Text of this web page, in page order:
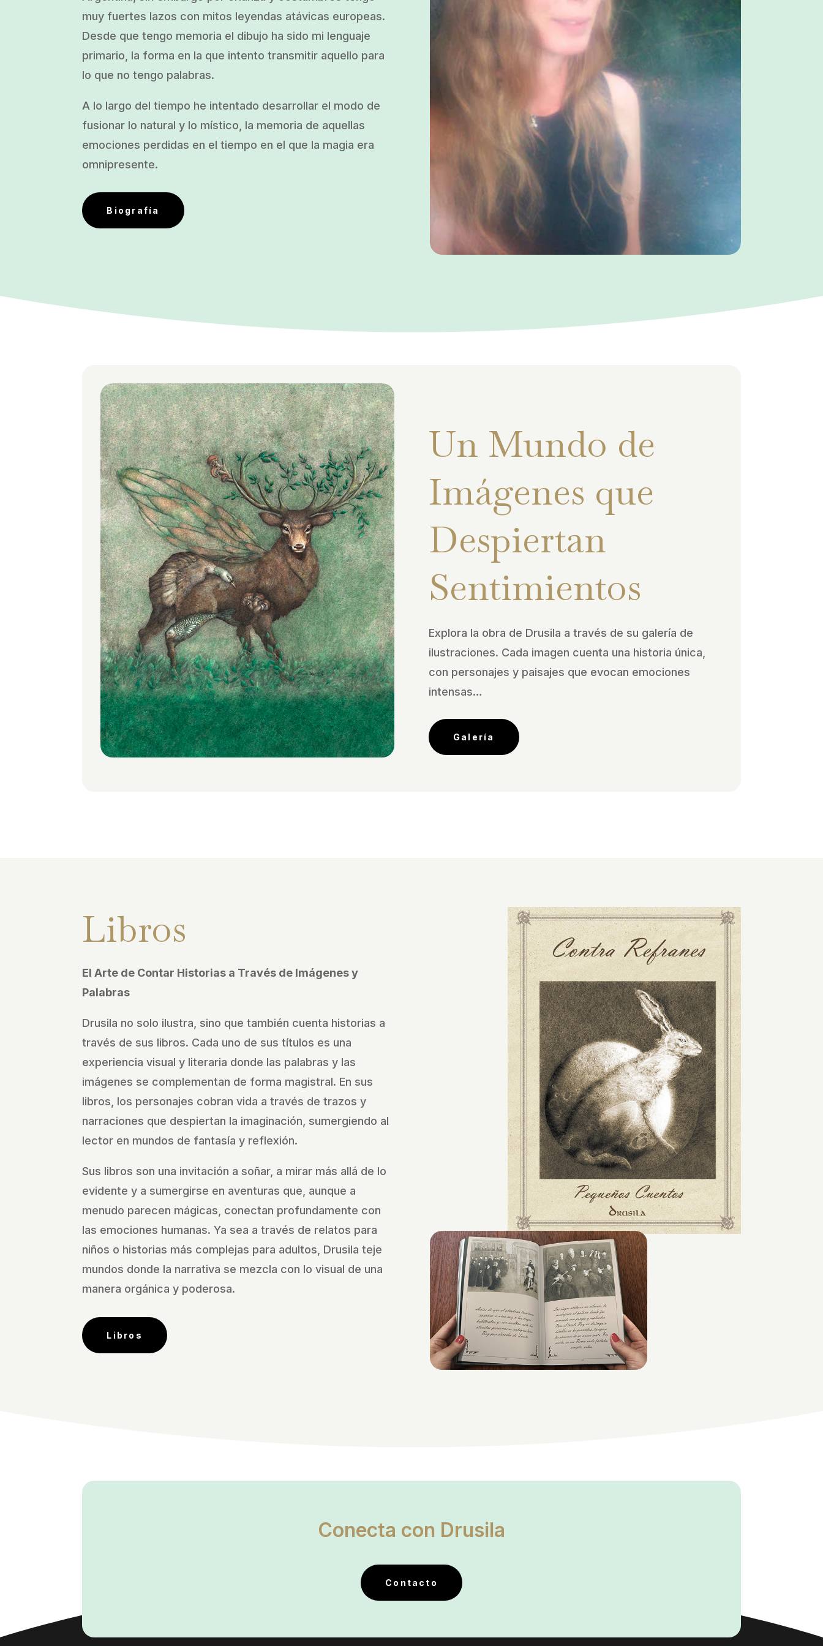
muy fuertes lazos con mitos leyendas atávicas europeas.
Desde que tengo memoria el dibujo ha sido mi lenguaje
primario, la forma en la que intento transmitir aquello para
lo que no tengo palabras.
A lo largo del tiempo he intentado desarrollar el modo de
fusionar lo natural y lo místico, la memoria de aquellas
emociones perdidas en el tiempo en el que la magia era
omnipresente.
Biografía
Un Mundo de
Imágenes que
Despiertan
Sentimientos
Explora la obra de Drusila a través de su galería de
ilustraciones. Cada imagen cuenta una historia única,
con personajes y paisajes que evocan emociones
intensas…
Galería
Libros
El Arte de Contar Historias a Través de Imágenes y
Palabras
Drusila no solo ilustra, sino que también cuenta historias a
través de sus libros. Cada uno de sus títulos es una
experiencia visual y literaria donde las palabras y las
imágenes se complementan de forma magistral. En sus
libros, los personajes cobran vida a través de trazos y
narraciones que despiertan la imaginación, sumergiendo al
lector en mundos de fantasía y reflexión.
Sus libros son una invitación a soñar, a mirar más allá de lo
evidente y a sumergirse en aventuras que, aunque a
menudo parecen mágicas, conectan profundamente con
las emociones humanas. Ya sea a través de relatos para
niños o historias más complejas para adultos, Drusila teje
mundos donde la narrativa se mezcla con lo visual de una
manera orgánica y poderosa.
Libros
Conecta con Drusila
Contacto